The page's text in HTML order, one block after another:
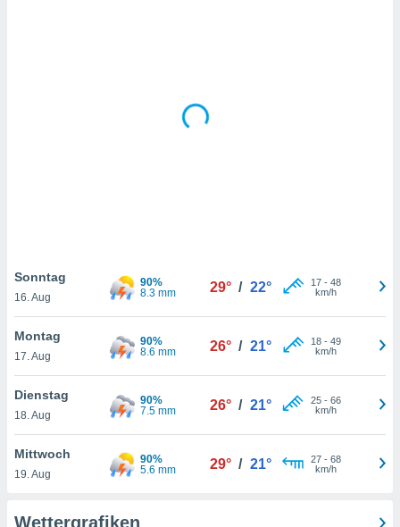
nicht
von
und
auf
klicken.
Sonntag
16. Aug
90%
8.3 mm
29° / 22° 17- 48
km/h
Montag
17. Aug
90%
8.6 mm
26° / 21° 18- 49
km/h
Dienstag
18. Aug
90%
7.5 mm
26° / 21° 25- 66
km/h
Mittwoch
19. Aug
90%
5.6 mm
29° / 21° 27- 68
km/h
Wettergrafiken